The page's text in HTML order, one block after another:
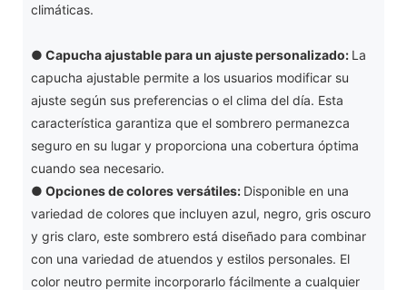
climáticas.
● Capucha ajustable para un ajuste personalizado: La
capucha ajustable permite a los usuarios modificar su
ajuste según sus preferencias o el clima del día. Esta
característica garantiza que el sombrero permanezca
seguro en su lugar y proporciona una cobertura óptima
cuando sea necesario.
● Opciones de colores versátiles: Disponible en una
variedad de colores que incluyen azul, negro, gris oscuro
y gris claro, este sombrero está diseñado para combinar
con una variedad de atuendos y estilos personales. El
color neutro permite incorporarlo fácilmente a cualquier